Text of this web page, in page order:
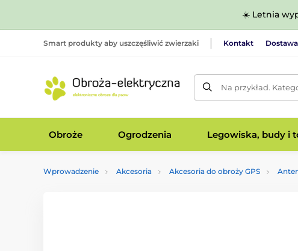
☀️ Letnia
Smart produkty aby uszczęśliwić zwierzaki Kontakt
Na przykład.
Obroże Ogrodzenia Legowiska, budy i
Wprowadzenie Akcesoria Akcesoria do obroży GPS